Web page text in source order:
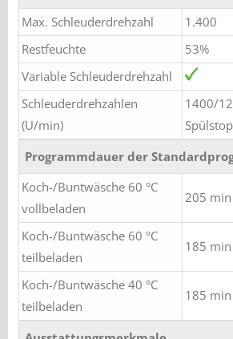
Max. Schleuderdrehzahl
1.400
Restfeuchte
53%
Variable Schleuderdrehzahl
Schleuderdrehzahlen
(U/min)
1400/
Programmdauer der
Koch-/Buntwäsche 60 °C
vollbeladen
205 min
Koch-/Buntwäsche 60 °C
teilbeladen
185 min
Koch-/Buntwäsche 40 °C
teilbeladen
185 min